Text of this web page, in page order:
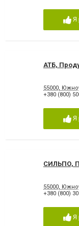
Я
АТБ,
55000,
+380 (800)
Я
СИЛЬПО,
55000,
+380 (800)
Я